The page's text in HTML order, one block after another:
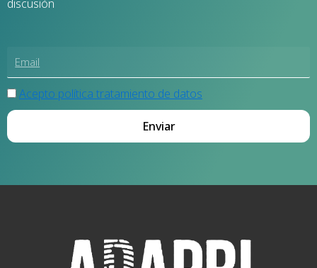
discusión
Acepto política tratamiento de datos
Enviar